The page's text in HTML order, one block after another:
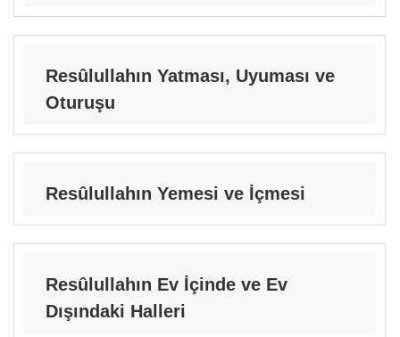
Resûlullahın Yatması, Uyuması ve
Oturuşu
Resûlullahın Yemesi ve İçmesi
Resûlullahın Ev İçinde ve Ev
Dışındaki Halleri